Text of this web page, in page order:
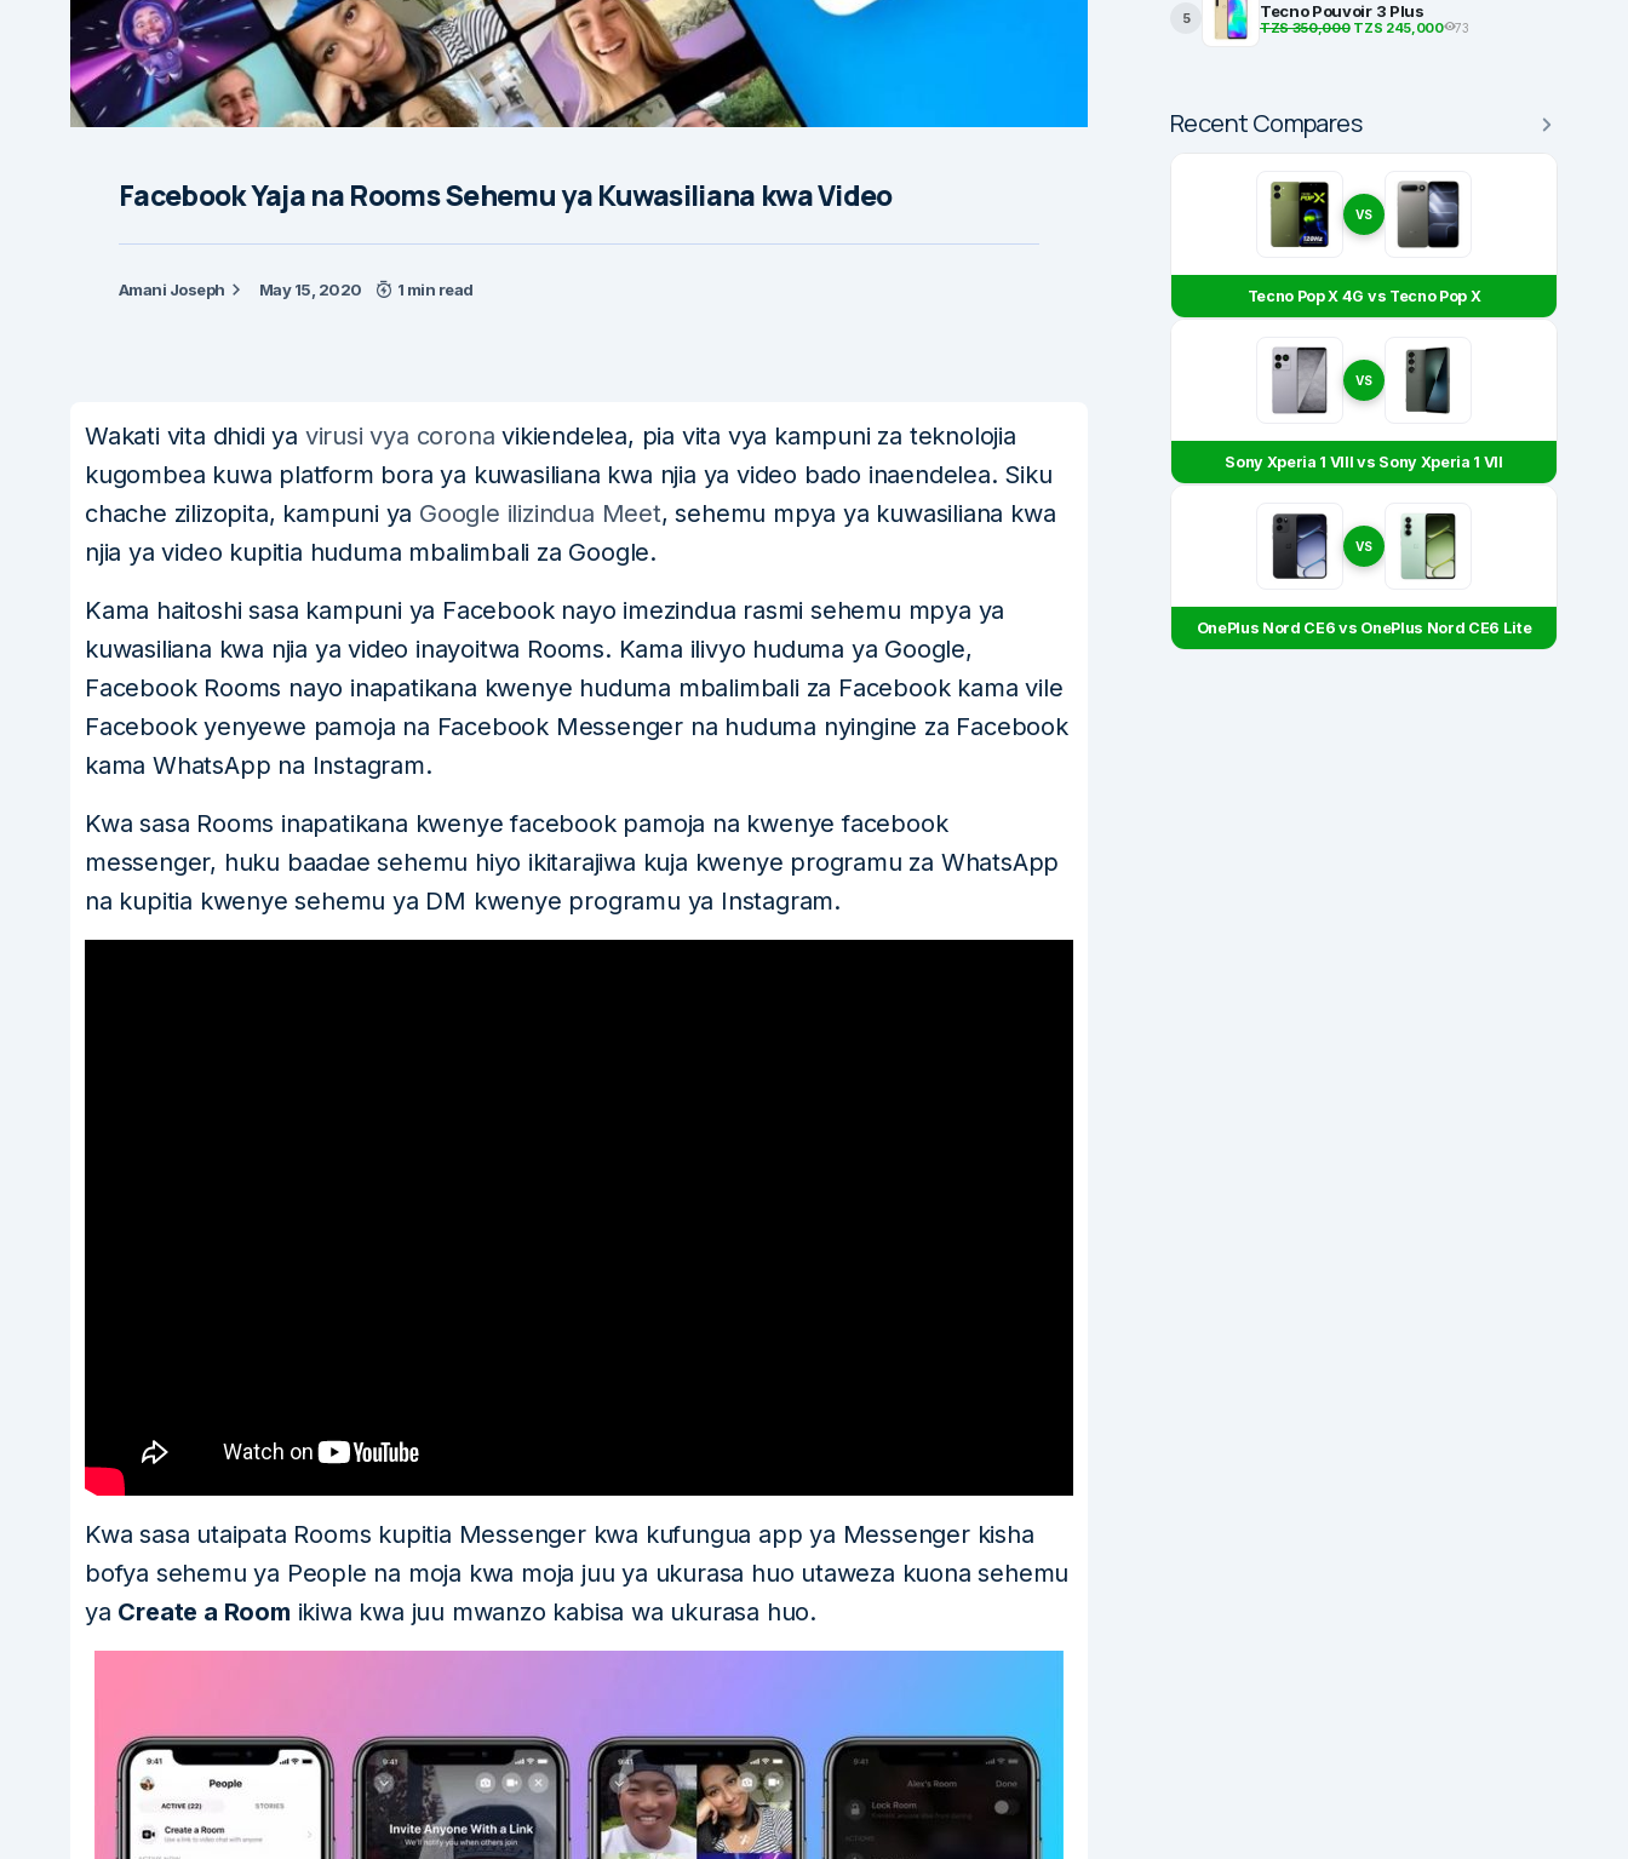
Facebook Yaja na Rooms Sehemu ya Kuwasiliana kwa Video
Amani Joseph May 15, 2020 1 min read
Wakati vita dhidi ya virusi vya corona vikiendelea, pia vita vya kampuni za teknolojia
kugombea kuwa platform bora ya kuwasiliana kwa njia ya video bado inaendelea. Siku
chache zilizopita, kampuni ya Google ilizindua Meet, sehemu mpya ya kuwasiliana kwa
njia ya video kupitia huduma mbalimbali za Google.
Kama haitoshi sasa kampuni ya Facebook nayo imezindua rasmi sehemu mpya ya
kuwasiliana kwa njia ya video inayoitwa Rooms. Kama ilivyo huduma ya Google,
Facebook Rooms nayo inapatikana kwenye huduma mbalimbali za Facebook kama vile
Facebook yenyewe pamoja na Facebook Messenger na huduma nyingine za Facebook
kama WhatsApp na Instagram.
Kwa sasa Rooms inapatikana kwenye facebook pamoja na kwenye facebook
messenger, huku baadae sehemu hiyo ikitarajiwa kuja kwenye programu za WhatsApp
na kupitia kwenye sehemu ya DM kwenye programu ya Instagram.
Kwa sasa utaipata Rooms kupitia Messenger kwa kufungua app ya Messenger kisha
bofya sehemu ya People na moja kwa moja juu ya ukurasa huo utaweza kuona sehemu
ya Create a Room ikiwa kwa juu mwanzo kabisa wa ukurasa huo.
5 Tecno Pouvoir 3 Plus
TZS 350,000TZS 245,000 73
Recent Compares
VS
Tecno Pop X 4G vs Tecno Pop X
VS
Sony Xperia 1 VIII vs Sony Xperia 1 VII
VS
OnePlus Nord CE6 vs OnePlus Nord CE6 Lite